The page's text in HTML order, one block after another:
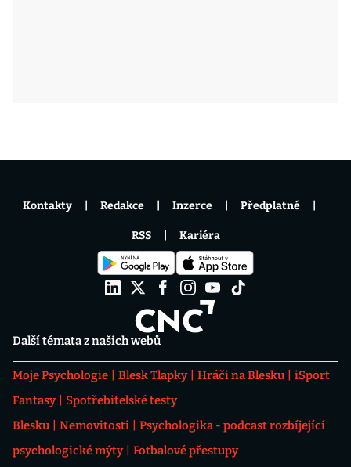
Další témata z našich webů
Moje Psychologie Blesk Tlapky Hráči na Blesku
iSport
Fantasy
Spotřebitelské testy
Blesku
Nemovitosti
Psychologika - podcast rozbíjející
psychologické mýty
Fotbalové přestupy
Kontakty Redakce Inzerce Předplatné
RSS Kariéra